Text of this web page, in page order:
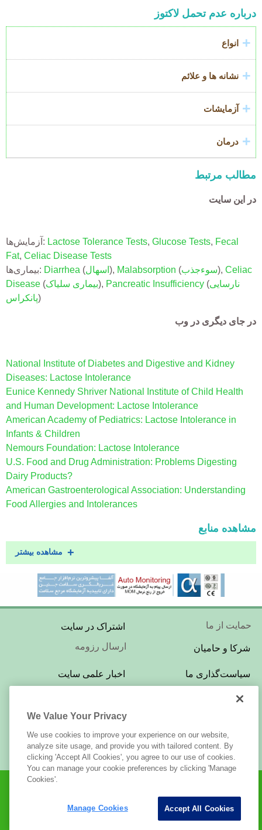
Accordion
Title
درباره عدم تحمل لاکتوز
انواع
نشانه ها و علائم
آزمایشات
درمان
مطالب مرتبط
در این سایت
آزمایش‌ها: Lactose Tolerance Tests, Glucose Tests, Fecal
Fat, Celiac Disease Tests
بیماری‌ها: Diarrhea (اسهال ), Malabsorption (سوءجذب), Celiac
Disease (بیماری سلیاک), Pancreatic Insufficiency (نارسایی
پانکراس)
در جای دیگری در وب
National Institute of Diabetes and Digestive and Kidney
Diseases: Lactose Intolerance
Eunice Kennedy Shriver National Institute of Child Health
and Human Development: Lactose Intolerance
American Academy of Pediatrics: Lactose Intolerance in
Infants & Children
Nemours Foundation: Lactose Intolerance
U.S. Food and Drug Administration: Problems Digesting
Dairy Products?
American Gastroenterological Association: Understanding
Food Allergies and Intolerances
مشاهده منابع
مشاهده بیشتر
Footer
اشتراک در سایت حمایت از ما
ارسال رزومه شرکا و حامیان
Footer
Menu
اخبار علمی سایت سیاست‌گذاری ما
تبلیغات در سایت
Menu
درباره‌ی این سایت
تماس با ما قوانین استفاده
We Value Your Privacy
We use cookies to improve your experience on our website,
analyze site usage, and provide you with tailored content. By
clicking 'Accept All Cookies', you agree to our use of cookies.
You can manage your cookie preferences by clicking 'Manage
Cookies'.
Manage Cookies Accept All Cookies